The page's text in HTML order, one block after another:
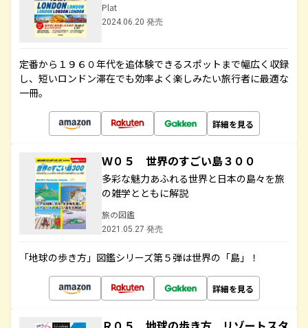
Plat
2024.06.20 発売
定番から１９６０年代を追体験できるスポットまで幅広く収録
し、短いロンドン滞在でも効率よく楽しみたい旅行者に最適な
一冊。
詳細を見る
Ｗ０５ 世界のすごい島３００
多彩な魅力あふれる世界と日本の島々を旅
の雑学とともに解説
旅の図鑑
2021.05.27 発売
「地球の歩き方」図鑑シリーズ第５弾は世界の「島」！
詳細を見る